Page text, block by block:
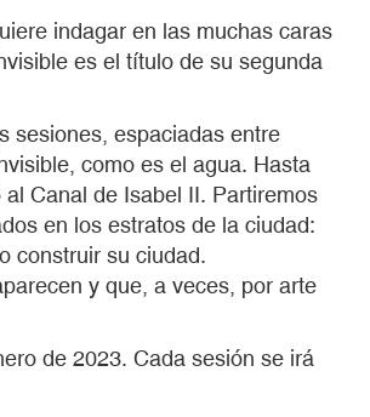
indagar en las muchas caras
es el título de su segunda
sesiones, espaciadas entre
como es el agua. Hasta
Canal de Isabel II. Partiremos
en los estratos de la ciudad:
construir su ciudad.
y que, a veces, por arte
de 2023. Cada sesión se irá